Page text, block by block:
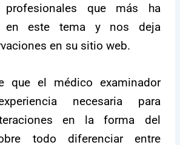
que más ha
en este tema y nos deja
en su sitio web.
que el médico examinador
necesaria para
en la forma del
todo diferenciar entre